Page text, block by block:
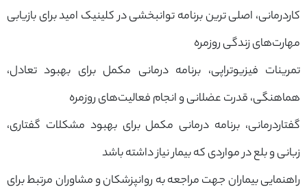
کاردرمانی، اصلی ترین برنامه توانبخشی در کلینیک امید برای بازیابی
مهارت‌های زندگی روزمره
تمرینات فیزیوتراپی، برنامه درمانی مکمل برای بهبود تعادل،
هماهنگی، قدرت عضلانی و انجام فعالیت‌های روزمره
گفتاردرمانی، برنامه درمانی مکمل برای بهبود مشکلات گفتاری،
زبانی و بلع در مواردی که بیمار نیاز داشته باشد
راهنمایی بیماران جهت مراجعه به روانپزشکان و مشاوران مرتبط برای